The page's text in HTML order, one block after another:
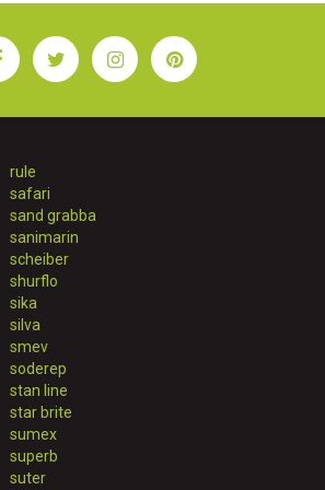
FacebookTwitterInstagramPinterest
rule
safari
sand grabba
sanimarin
scheiber
shurflo
sika
silva
smev
soderep
stan line
star brite
sumex
superb
suter